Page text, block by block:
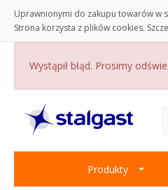
Uprawnionymi do zakupu towarów w
Strona korzysta z plików cookies.
Wystąpił błąd. Prosimy
Produkty